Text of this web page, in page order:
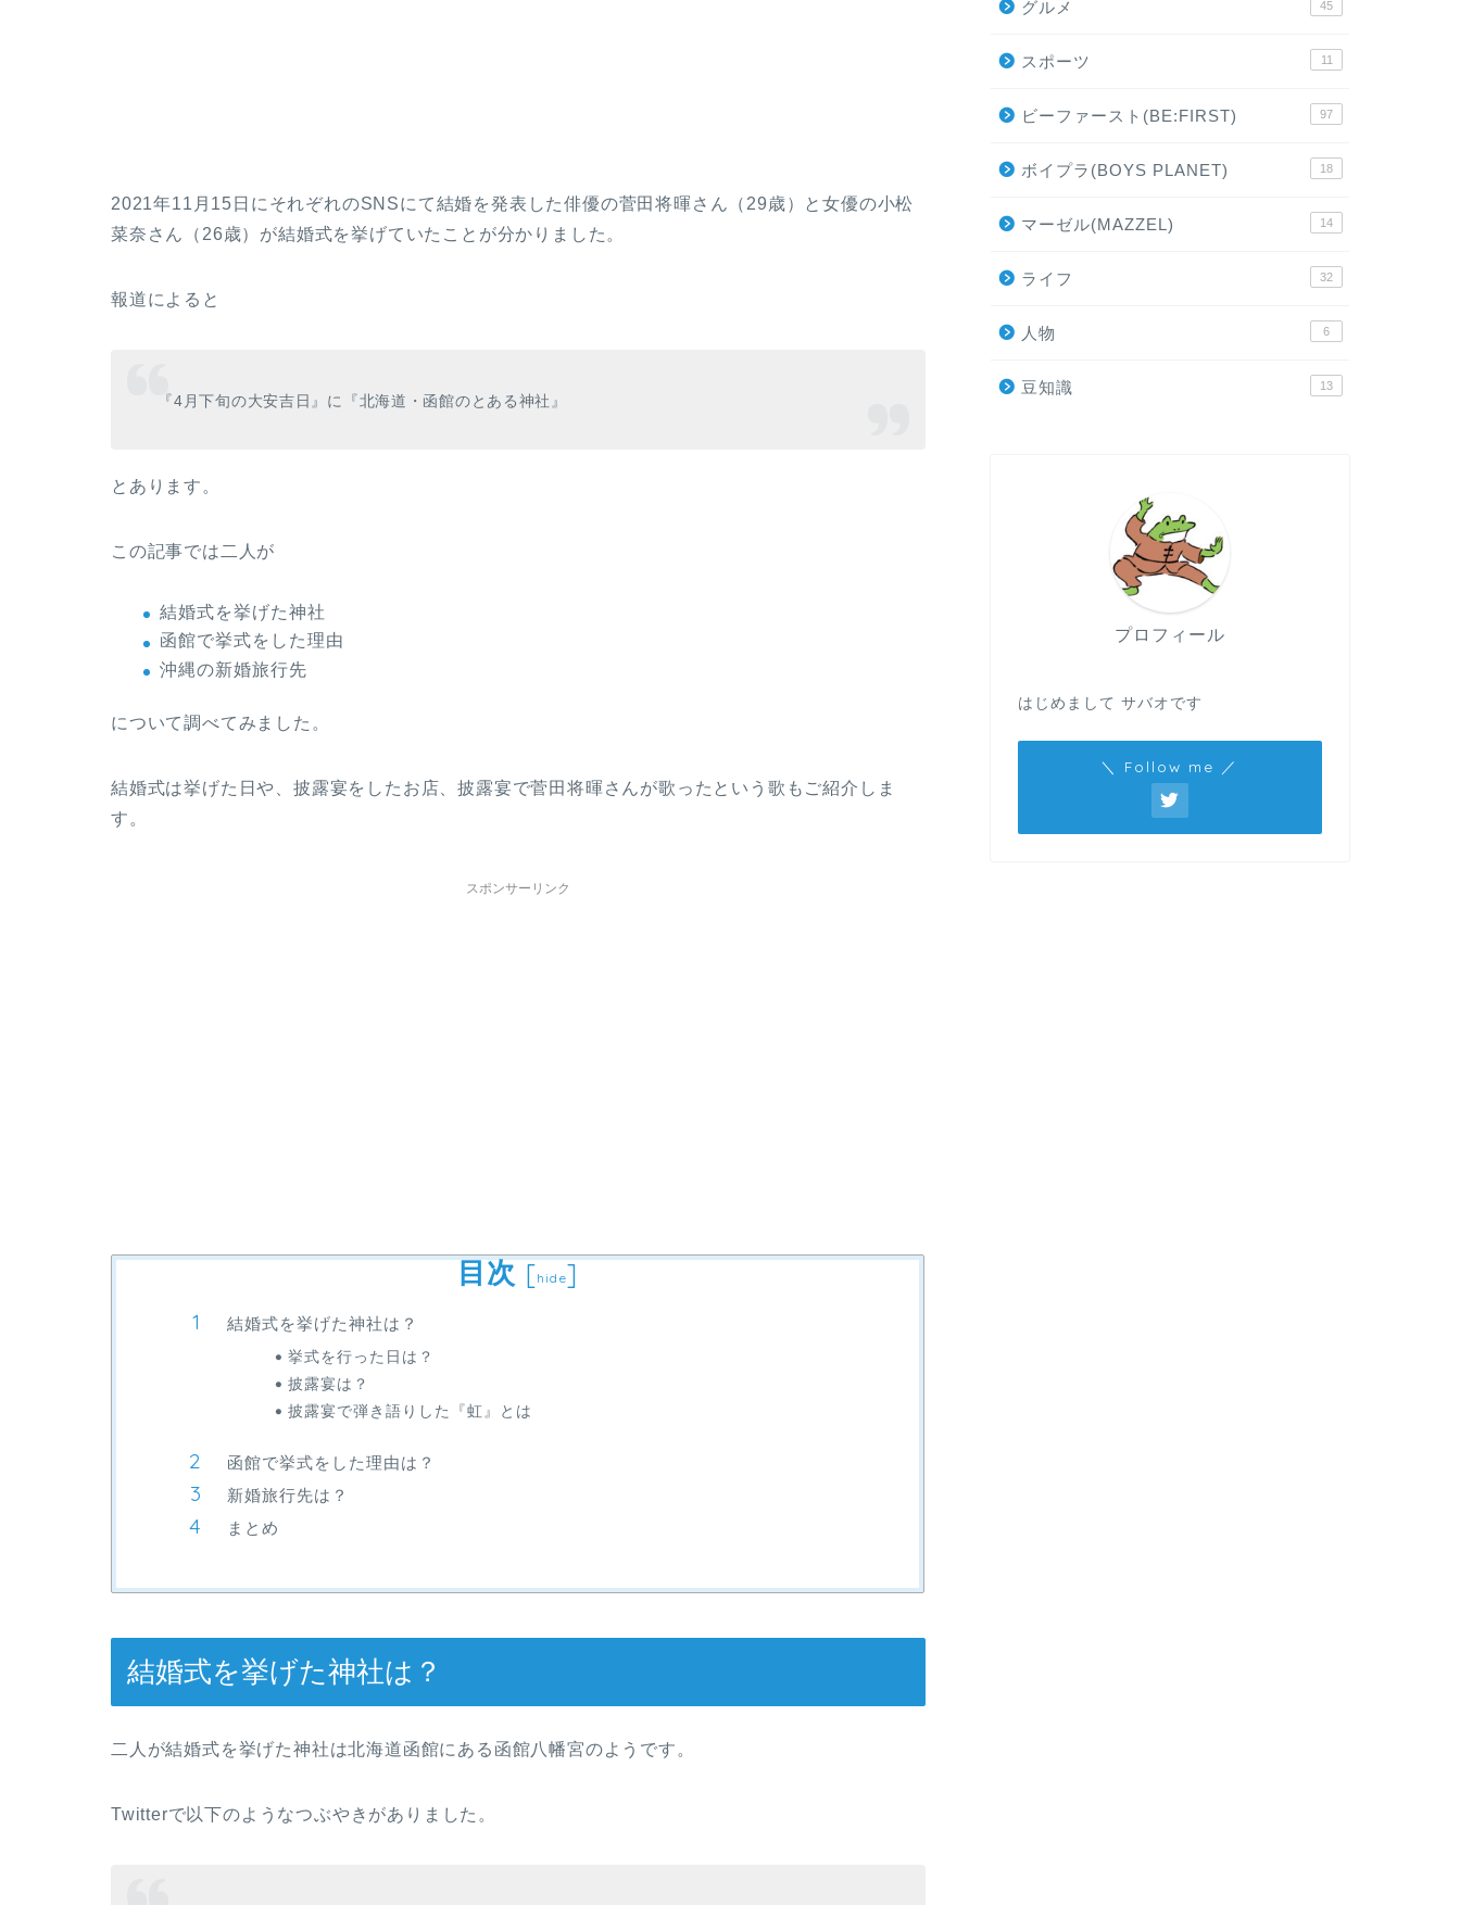
2021年11月15日にそれぞれのSNSにて結婚を発表した俳優の菅田将暉さん（29歳）と女優の小松
菜奈さん（26歳）が結婚式を挙げていたことが分かりました。
報道によると
『4月下旬の大安吉日』に『北海道・函館のとある神社』
とあります。
この記事では二人が
結婚式を挙げた神社
函館で挙式をした理由
沖縄の新婚旅行先
について調べてみました。
結婚式は挙げた日や、披露宴をしたお店、披露宴で菅田将暉さんが歌ったという歌もご紹介しま
す。
スポンサーリンク
目次 [hide]
結婚式を挙げた神社は？
挙式を行った日は？
披露宴は？
披露宴で弾き語りした『虹』とは
函館で挙式をした理由は？
新婚旅行先は？
まとめ
結婚式を挙げた神社は？
二人が結婚式を挙げた神社は北海道函館にある函館八幡宮のようです。
Twitterで以下のようなつぶやきがありました。
グルメ 45
スポーツ 11
ビーファースト(BE:FIRST) 97
ボイプラ(BOYS PLANET) 18
マーゼル(MAZZEL) 14
ライフ 32
人物 6
豆知識 13
プロフィール
はじめまして サバオです
＼ Follow me ／